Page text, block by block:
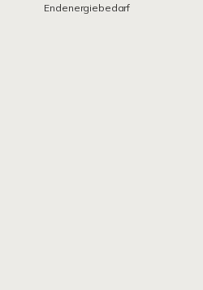
Endenergiebedarf